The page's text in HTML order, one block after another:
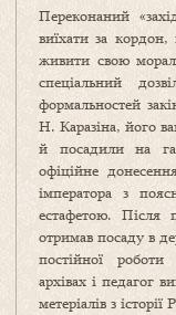
Переконаний
виїхати за кордон,
живити свою
спеціальний
формальностей
Н. Каразіна, його
й посадили на
офіційне
імператора з
естафетою. Після
отримав посаду в
постійної
архівах і педагог
метеріалів з історії